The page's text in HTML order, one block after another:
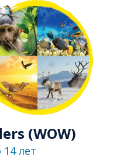
(WOW)
14 лет